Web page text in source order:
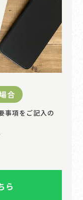
合
事項をご記入の
ら